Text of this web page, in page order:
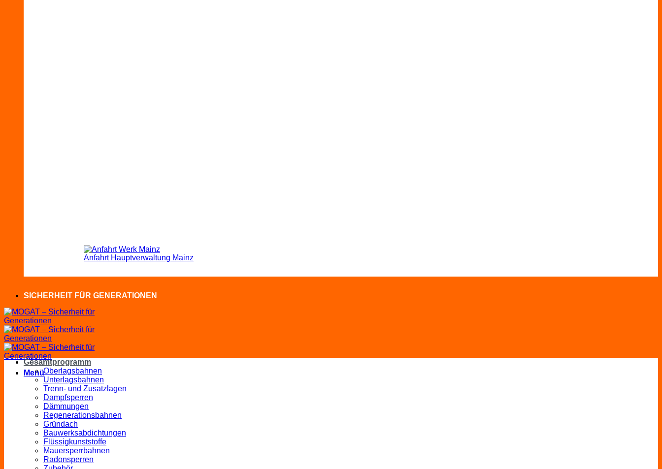
Anfahrt Hauptverwaltung Mainz
SICHERHEIT FÜR GENERATIONEN
Menü
Gesamtprogramm
Oberlagsbahnen
Unterlagsbahnen
Trenn- und Zusatzlagen
Dampfsperren
Dämmungen
Regenerationsbahnen
Gründach
Bauwerksabdichtungen
Flüssigkunststoffe
Mauersperrbahnen
Radonsperren